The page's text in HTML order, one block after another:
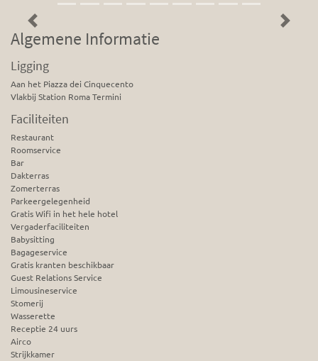
Previous Next
Algemene Informatie
Ligging
Aan het Piazza dei Cinquecento
Vlakbij Station Roma Termini
Faciliteiten
Restaurant
Roomservice
Bar
Dakterras
Zomerterras
Parkeergelegenheid
Gratis Wifi in het hele hotel
Vergaderfaciliteiten
Babysitting
Bagageservice
Gratis kranten beschikbaar
Guest Relations Service
Limousineservice
Stomerij
Wasserette
Receptie 24 uurs
Airco
Strijkkamer